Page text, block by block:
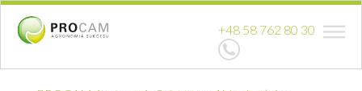
+48 58 762 80 30